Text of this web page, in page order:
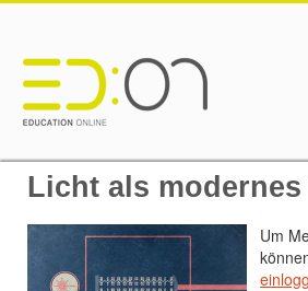
Licht als modernes
Um